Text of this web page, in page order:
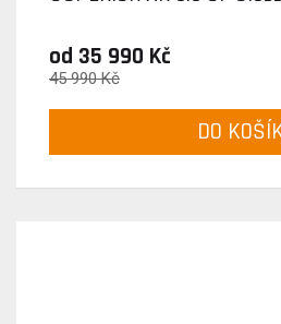
od 35 990 Kč
45 990 Kč
DO